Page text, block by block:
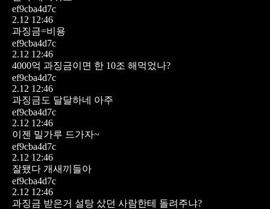
ef9cba4d7c
2.12 12:46
과징금=비용
ef9cba4d7c
2.12 12:46
4000억 과징금이면 한 10조 해먹었나?
ef9cba4d7c
2.12 12:46
과징금도 달달하네 아주
ef9cba4d7c
2.12 12:46
이젠 밀가루 드가자~
ef9cba4d7c
2.12 12:46
잘됐다 개새끼들아
ef9cba4d7c
2.12 12:46
과징금 받은거 설탕 샀던 사람한테 돌려주냐?